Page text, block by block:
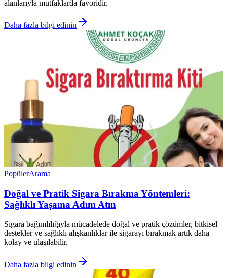
alanlarıyla mutfaklarda favoridir.
Daha fazla bilgi edinin
PopülerArama
Doğal ve Pratik Sigara Bırakma Yöntemleri:
Sağlıklı Yaşama Adım Atın
Sigara bağımlılığıyla mücadelede doğal ve pratik çözümler, bitkisel
destekler ve sağlıklı alışkanlıklar ile sigarayı bırakmak artık daha
kolay ve ulaşılabilir.
Daha fazla bilgi edinin